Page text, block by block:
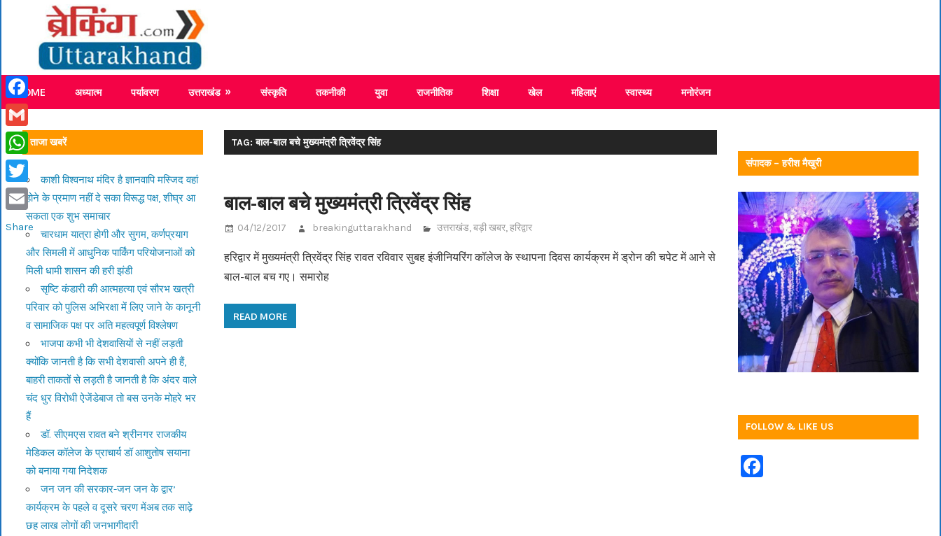
content
Breaking News Uttarakhand
HOME अध्यात्म पर्यावरण उत्तराखंड संस्कृति तकनीकी युवा राजनीतिक शिक्षा खेल महिलाएं स्वास्थ्य मनोरंजन
TAG: बाल-बाल बचे मुख्यमंत्री त्रिवेंद्र सिंह
बाल-बाल बचे मुख्यमंत्री त्रिवेंद्र सिंह
04/12/2017 breakinguttarakhand उत्तराखंड,बड़ी खबर,हरिद्वार
हरिद्वार में मुख्यमंत्री त्रिवेंद्र सिंह रावत रविवार सुबह इंजीनियरिंग कॉलेज के स्थापना दिवस कार्यक्रम में ड्रोन की चपेट में आने से
बाल-बाल बच गए। समारोह
READ MORE
ताजा खबरें
काशी विश्वनाथ मंदिर है ज्ञानवापि मस्जिद वहां
होने के प्रमाण नहीं दे सका विरूद्ध पक्ष, शीघ्र आ
सकता एक शुभ समाचार
चारधाम यात्रा होगी और सुगम, कर्णप्रयाग
और सिमली में आधुनिक पार्किंग परियोजनाओं को
मिली धामी शासन की हरी झंडी
सृष्टि कंडारी की आत्महत्या एवं सौरभ खत्री
परिवार को पुलिस अभिरक्षा में लिए जाने के कानूनी
व सामाजिक पक्ष पर अति महत्वपूर्ण विश्लेषण
भाजपा कभी भी देशवासियों से नहीं लड़ती
क्योंकि जानती है कि सभी देशवासी अपने ही हैं,
बाहरी ताकतों से लड़ती है जानती है कि अंदर वाले
चंद धुर विरोधी ऐजेंडेबाज तो बस उनके मोहरे भर
हैं
डॉ. सीएमएस रावत बने श्रीनगर राजकीय
मेडिकल कॉलेज के प्राचार्य डॉ आशुतोष सयाना
को बनाया गया निदेशक
जन जन की सरकार-जन जन के द्वार’
कार्यक्रम के पहले व दूसरे चरण मेंअब तक साढ़े
छह लाख लोगों की जनभागीदारी
संपादक – हरीश मैखुरी
FOLLOW & LIKE US
F
Facebook
Gmail
WhatsApp
Twitter
Email
Share